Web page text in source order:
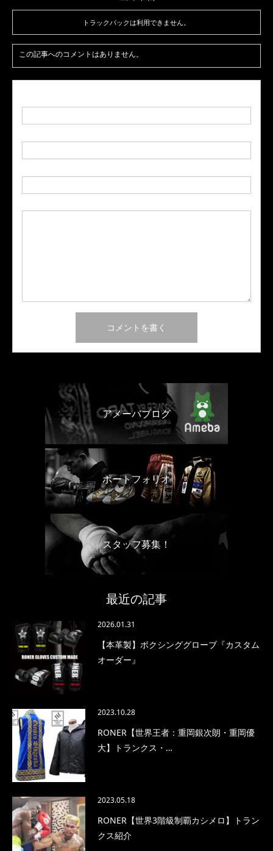
トラックバックは利用できません。
この記事へのコメントはありません。
アメーバブログ
ポートフォリオ
スタッフ募集！
最近の記事
2026.01.31
【本革製】ボクシンググローブ『カスタム
オーダー』
2023.10.28
RONER【世界王者：重岡銀次朗・重岡優
大】トランクス・…
2023.05.18
RONER【世界3階級制覇カシメロ】トラン
クス紹介